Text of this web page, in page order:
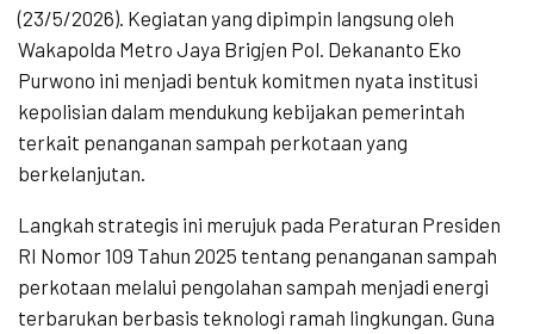
(23/5/2026). Kegiatan yang dipimpin langsung oleh
Wakapolda Metro Jaya Brigjen Pol. Dekananto Eko
Purwono ini menjadi bentuk komitmen nyata institusi
kepolisian dalam mendukung kebijakan pemerintah
terkait penanganan sampah perkotaan yang
berkelanjutan.
Langkah strategis ini merujuk pada Peraturan Presiden
RI Nomor 109 Tahun 2025 tentang penanganan sampah
perkotaan melalui pengolahan sampah menjadi energi
terbarukan berbasis teknologi ramah lingkungan. Guna